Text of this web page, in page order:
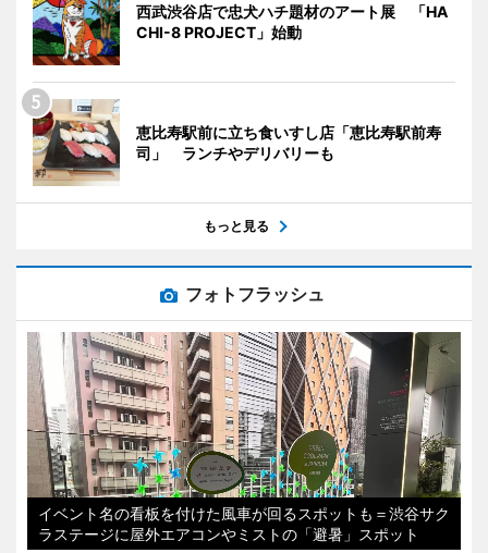
西武渋谷店で忠犬ハチ題材のアート展 「HA
CHI-8 PROJECT」始動
恵比寿駅前に立ち食いすし店「恵比寿駅前寿
司」 ランチやデリバリーも
もっと見る
フォトフラッシュ
イベント名の看板を付けた風車が回るスポットも＝渋谷サク
ラステージに屋外エアコンやミストの「避暑」スポット